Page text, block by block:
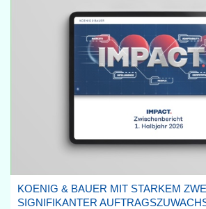
KOENIG & BAUER MIT STARKEM
SIGNIFIKANTER